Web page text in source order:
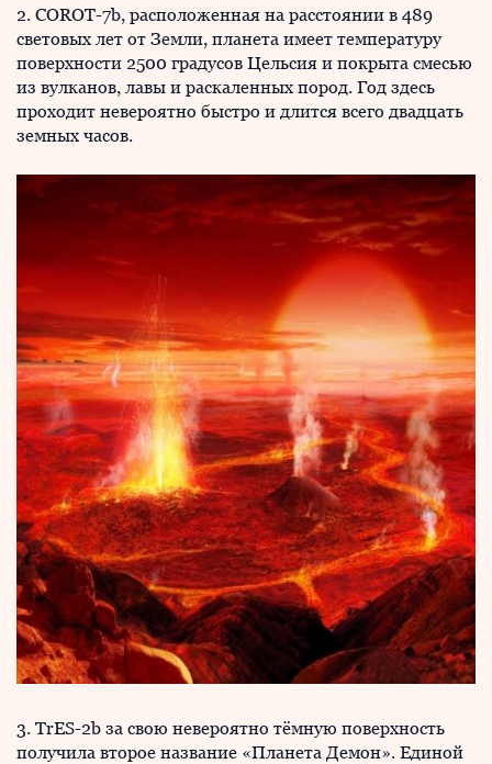
2. COROT-7b, расположенная на расстоянии в 489
световых лет от Земли, планета имеет температуру
поверхности 2500 градусов Цельсия и покрыта смесью
из вулканов, лавы и раскаленных пород. Год здесь
проходит невероятно быстро и длится всего двадцать
земных часов.
3. TrES-2b за свою невероятно тёмную поверхность
получила второе название «Планета Демон». Единой